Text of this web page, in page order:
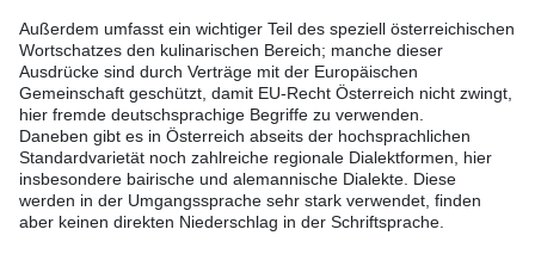
Außerdem umfasst ein wichtiger Teil des speziell österreichischen
Wortschatzes den kulinarischen Bereich; manche dieser
Ausdrücke sind durch Verträge mit der Europäischen
Gemeinschaft geschützt, damit EU-Recht Österreich nicht zwingt,
hier fremde deutschsprachige Begriffe zu verwenden.
Daneben gibt es in Österreich abseits der hochsprachlichen
Standardvarietät noch zahlreiche regionale Dialektformen, hier
insbesondere bairische und alemannische Dialekte. Diese
werden in der Umgangssprache sehr stark verwendet, finden
aber keinen direkten Niederschlag in der Schriftsprache.